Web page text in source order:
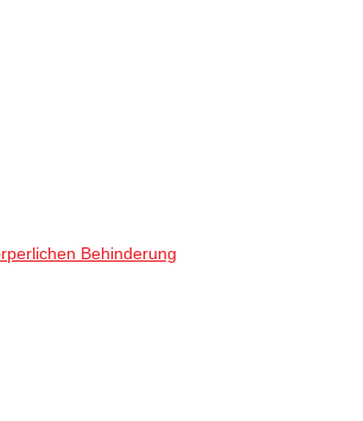
Behinderung